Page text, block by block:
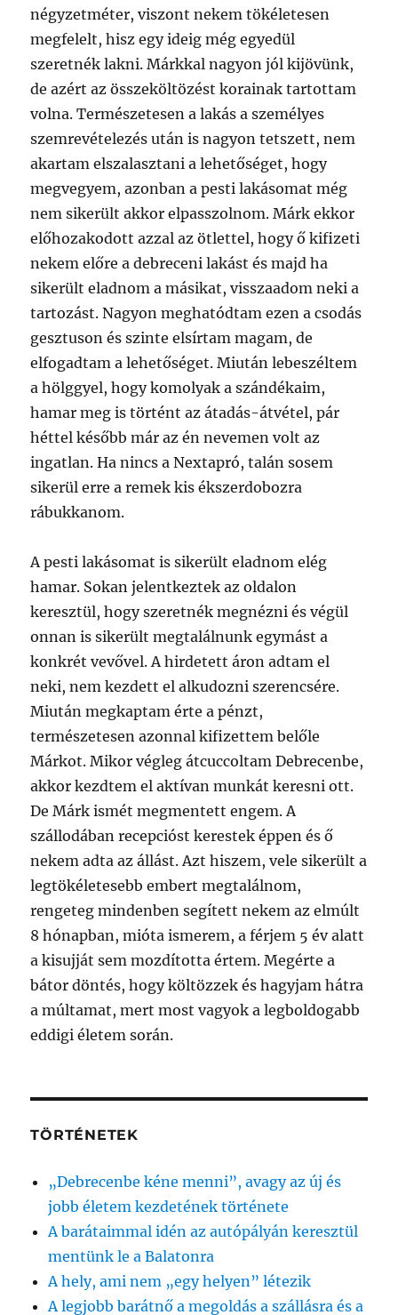
négyzetméter, viszont nekem tökéletesen
megfelelt, hisz egy ideig még egyedül
szeretnék lakni. Márkkal nagyon jól kijövünk,
de azért az összeköltözést korainak tartottam
volna. Természetesen a lakás a személyes
szemrevételezés után is nagyon tetszett, nem
akartam elszalasztani a lehetőséget, hogy
megvegyem, azonban a pesti lakásomat még
nem sikerült akkor elpasszolnom. Márk ekkor
előhozakodott azzal az ötlettel, hogy ő kifizeti
nekem előre a debreceni lakást és majd ha
sikerült eladnom a másikat, visszaadom neki a
tartozást. Nagyon meghatódtam ezen a csodás
gesztuson és szinte elsírtam magam, de
elfogadtam a lehetőséget. Miután lebeszéltem
a hölggyel, hogy komolyak a szándékaim,
hamar meg is történt az átadás-átvétel, pár
héttel később már az én nevemen volt az
ingatlan. Ha nincs a Nextapró, talán sosem
sikerül erre a remek kis ékszerdobozra
rábukkanom.
A pesti lakásomat is sikerült eladnom elég
hamar. Sokan jelentkeztek az oldalon
keresztül, hogy szeretnék megnézni és végül
onnan is sikerült megtalálnunk egymást a
konkrét vevővel. A hirdetett áron adtam el
neki, nem kezdett el alkudozni szerencsére.
Miután megkaptam érte a pénzt,
természetesen azonnal kifizettem belőle
Márkot. Mikor végleg átcuccoltam Debrecenbe,
akkor kezdtem el aktívan munkát keresni ott.
De Márk ismét megmentett engem. A
szállodában recepcióst kerestek éppen és ő
nekem adta az állást. Azt hiszem, vele sikerült a
legtökéletesebb embert megtalálnom,
rengeteg mindenben segített nekem az elmúlt
8 hónapban, mióta ismerem, a férjem 5 év alatt
a kisujját sem mozdította értem. Megérte a
bátor döntés, hogy költözzek és hagyjam hátra
a múltamat, mert most vagyok a legboldogabb
eddigi életem során.
TÖRTÉNETEK
„Debrecenbe kéne menni”, avagy az új és
jobb életem kezdetének története
A barátaimmal idén az autópályán keresztül
mentünk le a Balatonra
A hely, ami nem „egy helyen” létezik
A legjobb barátnő a megoldás a szállásra és a